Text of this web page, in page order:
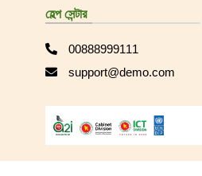
হেল্প সেন্টার
00888999111
support@demo.com